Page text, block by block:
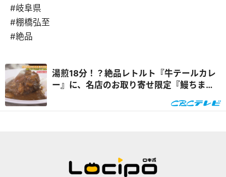
#岐阜県
#棚橋弘至
#絶品
湯煎18分！？絶品レトルト『牛テールカレ
ー』に、名店のお取り寄せ限定『鰻ちま